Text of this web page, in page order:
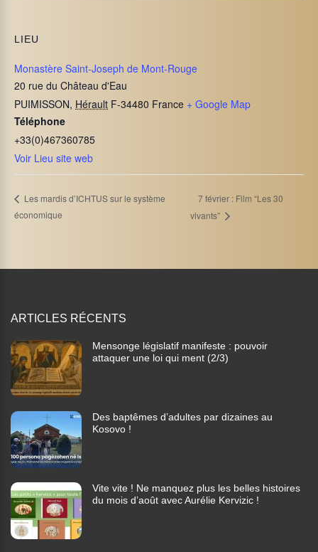
LIEU
Monastère Saint-Joseph de Mont-Rouge
20 rue du Château d'Eau
PUIMISSON, Hérault F-34480 France + Google Map
Téléphone
+33(0)467360785
Voir Lieu site web
Les mardis d’ICHTUS sur le système
économique
7 février : Film “Les 30
vivants”
ARTICLES RÉCENTS
Mensonge législatif manifeste : pouvoir
attaquer une loi qui ment (2/3)
Des baptêmes d’adultes par dizaines au
Kosovo !
Vite vite ! Ne manquez plus les belles histoires
du mois d’août avec Aurélie Kervizic !